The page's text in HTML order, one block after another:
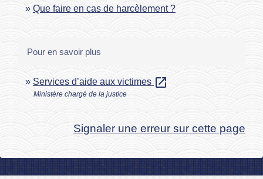
Que faire en cas de harcèlement ?
Pour en savoir plus
Services d’aide aux victimes open_in_new
Ministère chargé de la justice
Signaler une erreur sur cette page